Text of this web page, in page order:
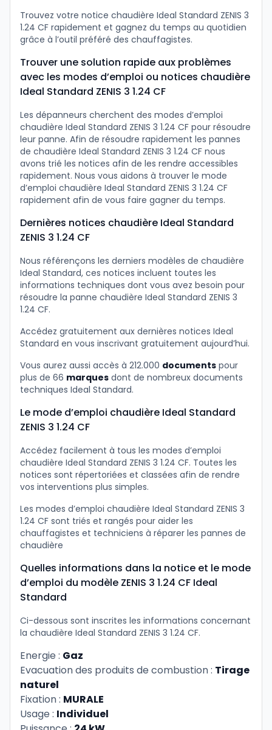
Trouvez votre notice chaudière Ideal Standard ZENIS 3
1.24 CF rapidement et gagnez du temps au quotidien
grâce à l’outil préféré des chauffagistes.
Trouver une solution rapide aux problèmes
avec les modes d’emploi ou notices chaudière
Ideal Standard ZENIS 3 1.24 CF
Les dépanneurs cherchent des modes d’emploi
chaudière Ideal Standard ZENIS 3 1.24 CF pour résoudre
leur panne. Afin de résoudre rapidement les pannes
de chaudière Ideal Standard ZENIS 3 1.24 CF nous
avons trié les notices afin de les rendre accessibles
rapidement. Nous vous aidons à trouver le mode
d’emploi chaudière Ideal Standard ZENIS 3 1.24 CF
rapidement afin de vous faire gagner du temps.
Dernières notices chaudière Ideal Standard
ZENIS 3 1.24 CF
Nous référençons les derniers modèles de chaudière
Ideal Standard, ces notices incluent toutes les
informations techniques dont vous avez besoin pour
résoudre la panne chaudière Ideal Standard ZENIS 3
1.24 CF.
Accédez gratuitement aux dernières notices Ideal
Standard en vous inscrivant gratuitement aujourd’hui.
Vous aurez aussi accès à 212.000 documents pour
plus de 66 marques dont de nombreux documents
techniques Ideal Standard.
Le mode d’emploi chaudière Ideal Standard
ZENIS 3 1.24 CF
Accédez facilement à tous les modes d’emploi
chaudière Ideal Standard ZENIS 3 1.24 CF. Toutes les
notices sont répertoriées et classées afin de rendre
vos interventions plus simples.
Les modes d’emploi chaudière Ideal Standard ZENIS 3
1.24 CF sont triés et rangés pour aider les
chauffagistes et techniciens à réparer les pannes de
chaudière
Quelles informations dans la notice et le mode
d’emploi du modèle ZENIS 3 1.24 CF Ideal
Standard
Ci-dessous sont inscrites les informations concernant
la chaudière Ideal Standard ZENIS 3 1.24 CF.
Energie : Gaz
Evacuation des produits de combustion : Tirage
naturel
Fixation : MURALE
Usage : Individuel